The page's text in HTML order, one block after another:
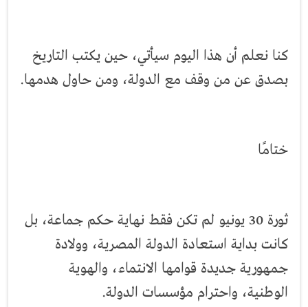
كنا نعلم أن هذا اليوم سيأتي، حين يكتب التاريخ
بصدق عن من وقف مع الدولة، ومن حاول هدمها.
ختامًا
ثورة 30 يونيو لم تكن فقط نهاية حكم جماعة، بل
كانت بداية استعادة الدولة المصرية، وولادة
جمهورية جديدة قوامها الانتماء، والهوية
الوطنية، واحترام مؤسسات الدولة.